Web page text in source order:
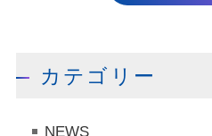
カテゴリー
NEWS